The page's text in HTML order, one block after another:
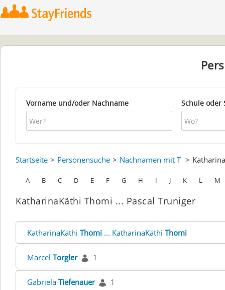
Vorname und/oder Nachname Schule oder
Startseite Personensuche Nachnamen mit T
A B C D E F G H I J K L M
KatharinaKäthi Thomi ... Pascal Truniger
KatharinaKäthi Thomi ... KatharinaKäthi Thomi
Marcel Torgler 1
Gabriela Tiefenauer 1